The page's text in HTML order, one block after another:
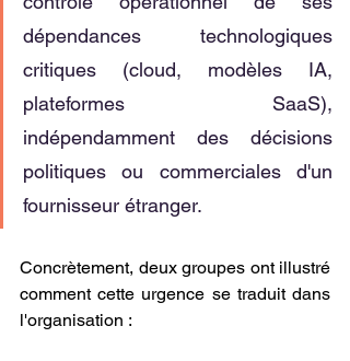
dépendances technologiques
critiques (cloud, modèles IA,
plateformes SaaS),
indépendamment des décisions
politiques ou commerciales d'un
fournisseur étranger.
Concrètement, deux groupes ont illustré
comment cette urgence se traduit dans
l'organisation :